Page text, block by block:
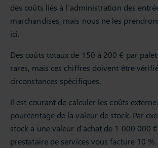
des coûts liés à l’administration des
marchandises, mais nous ne les
ici.
Des coûts totaux de 150 à 200 € par
rares, mais ces chiffres doivent être
circonstances spécifiques.
Il est courant de calculer les coûts
pourcentage de la valeur de stock. Par
stock a une valeur d’achat de 1 000 000
prestataire de services vous facture 10